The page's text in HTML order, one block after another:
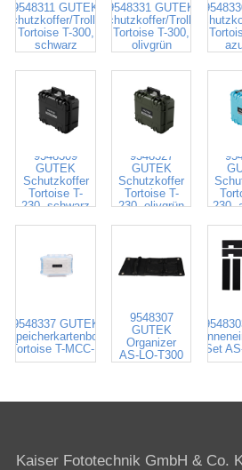
9548311 GUTEK
Schutzkoffer/Trolley
Tortoise T-300,
schwarz
9548331 GUTEK
Schutzkoffer/Trolley
Tortoise T-300,
olivgrün
9548309
GUTEK
Schutzkoffer
Tortoise T-
230, schwarz
9548327
GUTEK
Schutzkoffer
Tortoise T-
230, olivgrün
230,
9548337 GUTEK
Speicherkartenbox
Tortoise T-MCC-1
9548307
GUTEK
Organizer
AS-LO-T300
Set
Kaiser Fototechnik GmbH & Co.